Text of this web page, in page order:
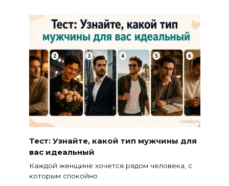
Тест: Узнайте, какой тип мужчины для
вас идеальный
Каждой женщине хочется рядом человека, с
которым спокойно